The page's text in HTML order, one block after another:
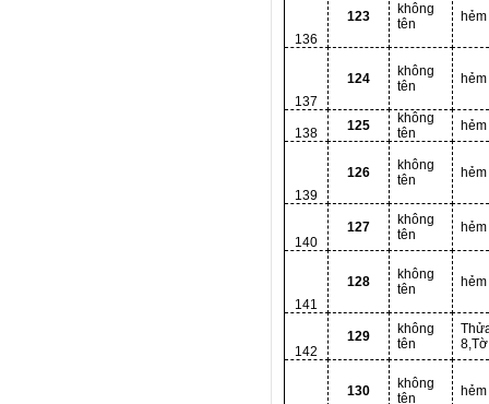
136
123
không
tên
137
124
không
tên
138 125
không
tên
139
126
không
tên
140
127
không
tên
141
128
không
tên
142
129
không
tên
130
không
tên